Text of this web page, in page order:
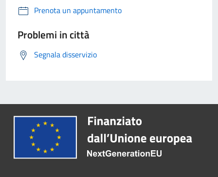
Prenota un appuntamento
Problemi in città
Segnala disservizio